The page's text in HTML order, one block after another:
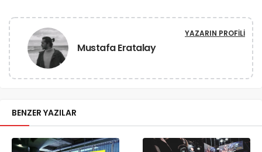
Mustafa Eratalay
YAZARIN PROFILI
BENZER YAZILAR